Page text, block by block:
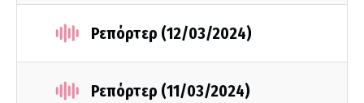
Ρεπόρτερ (12/03/2024)
Ρεπόρτερ (11/03/2024)